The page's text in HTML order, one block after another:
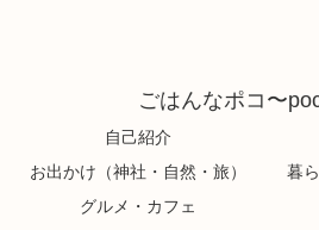
ごはんなポコ〜
自己紹介
お出かけ（神社・自然・旅）
暮
グルメ・カフェ